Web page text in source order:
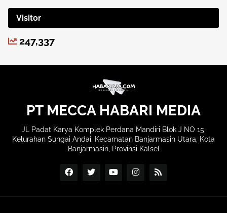
Visitor
247,337
PT MECCA HABARI MEDIA
JL Padat Karya Komplek Perdana Mandiri Blok J NO 15,
Kelurahan Sungai Andai, Kecamatan Banjarmasin Utara, Kota
Banjarmasin, Provinsi Kalsel